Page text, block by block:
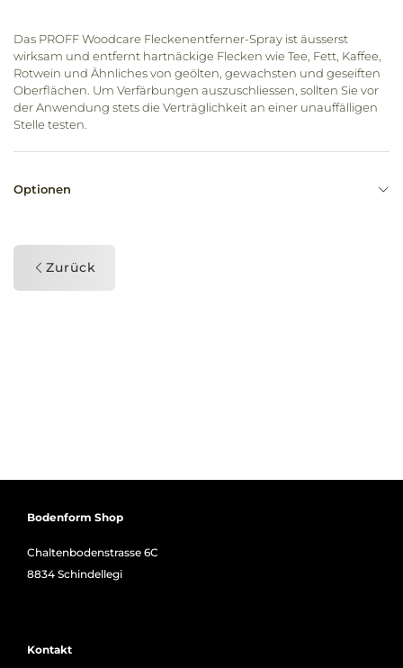
Das PROFF Woodcare Fleckenentferner-Spray ist äusserst
wirksam und entfernt hartnäckige Flecken wie Tee, Fett, Kaffee,
Rotwein und Ähnliches von geölten, gewachsten und geseiften
Oberflächen. Um Verfärbungen auszuschliessen, sollten Sie vor
der Anwendung stets die Verträglichkeit an einer unauffälligen
Stelle testen.
Optionen
Zurück
Bodenform Shop
Chaltenbodenstrasse 6C
8834 Schindellegi
Kontakt